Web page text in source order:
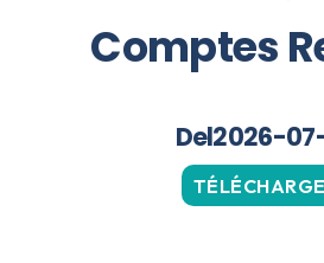
Comptes
Del2026-